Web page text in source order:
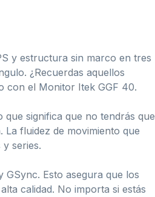
y estructura sin marco en tres
¿Recuerdas aquellos
con el Monitor Itek GGF 40.
significa que no tendrás que
fluidez de movimiento que
series.
Esto asegura que los
calidad. No importa si estás